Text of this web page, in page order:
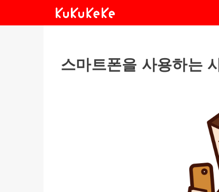
스마트폰을 사용하는